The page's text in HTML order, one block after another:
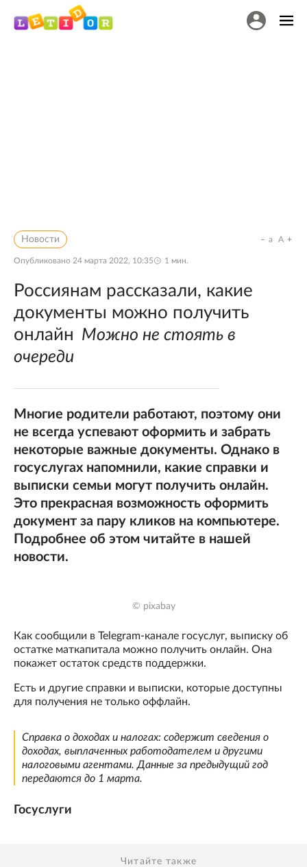
Новости
Опубликовано 24 марта 2022, 10:35 1 мин.
a A
Россиянам рассказали, какие
документы можно получить
онлайн Можно не стоять в
очереди
Многие родители работают, поэтому они
не всегда успевают оформить и забрать
некоторые важные документы. Однако в
госуслугах напомнили, какие справки и
выписки семьи могут получить онлайн.
Это прекрасная возможность оформить
документ за пару кликов на компьютере.
Подробнее об этом читайте в нашей
новости.
© pixabay
Как сообщили в Telegram-канале госуслуг, выписку об
остатке маткапитала можно получить онлайн. Она
покажет остаток средств поддержки.
Есть и другие справки и выписки, которые доступны
для получения не только оффлайн.
Справка о доходах и налогах: содержит сведения о
доходах, выплаченных работодателем и другими
налоговыми агентами. Данные за предыдущий год
передаются до 1 марта.
Госуслуги
Читайте также